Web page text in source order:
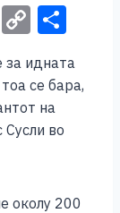
E C
p
y
Li
k
ar
e
за идната
се бара,
на
во
околу 200